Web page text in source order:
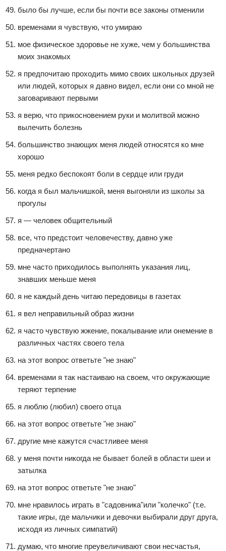
было бы лучше, если бы почти все законы отменили
временами я чувствую, что умираю
мое физическое здоровье не хуже, чем у большинства
моих знакомых
я предпочитаю проходить мимо своих школьных друзей
или людей, которых я давно видел, если они со мной не
заговаривают первыми
я верю, что прикосновением руки и молитвой можно
вылечить болезнь
большинство знающих меня людей относятся ко мне
хорошо
меня редко беспокоят боли в сердце или груди
когда я был мальчишкой, меня выгоняли из школы за
прогулы
я — человек общительный
все, что предстоит человечеству, давно уже
предначертано
мне часто приходилось выполнять указания лиц,
знавших меньше меня
я не каждый день читаю передовицы в газетах
я вел неправильный образ жизни
я часто чувствую жжение, покалывание или онемение в
различных частях своего тела
на этот вопрос ответьте "не знаю"
временами я так настаиваю на своем, что окружающие
теряют терпение
я люблю (любил) своего отца
на этот вопрос ответьте "не знаю"
другие мне кажутся счастливее меня
у меня почти никогда не бывает болей в области шеи и
затылка
на этот вопрос ответьте "не знаю"
мне нравилось играть в "садовника"или "колечко" (т.е.
такие игры, где мальчики и девочки выбирали друг друга,
исходя из личных симпатий)
думаю, что многие преувеличивают свои несчастья,